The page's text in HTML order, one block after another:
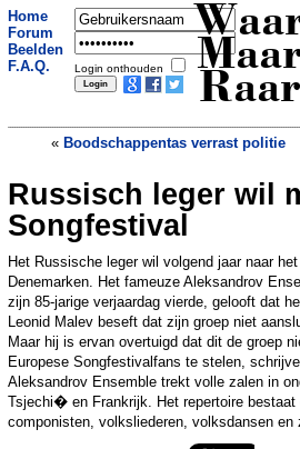
Home
Forum
Beelden
F.A.Q.
Login onthouden
Raar
« Boodschappentas verrast politie
Vrouw
kip»
Russisch leger wil
Songfestival
Het Russische leger wil volgend jaar naar
Denemarken. Het fameuze Aleksandrov
zijn 85-jarige verjaardag vierde, gelooft dat
Leonid Malev beseft dat zijn groep niet
Maar hij is ervan overtuigd dat dit de groep
Europese Songfestivalfans te stelen,
Aleksandrov Ensemble trekt volle zalen in
Tsjechi� en Frankrijk. Het repertoire
componisten, volksliederen, volksdansen en